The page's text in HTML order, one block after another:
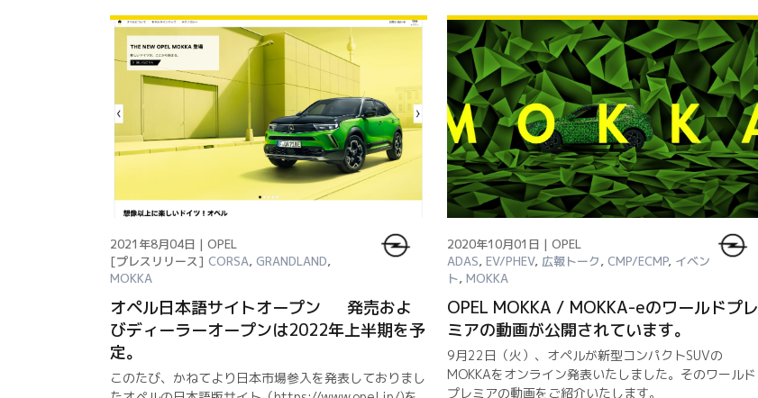
2021年8月04日 | OPEL
[プレスリリース] CORSA, GRANDLAND,
MOKKA
オペル日本語サイトオープン 発売およ
びディーラーオープンは2022年上半期を予
定。
このたび、かねてより日本市場参入を発表しておりまし
2020年10月01日 | OPEL
ADAS, EV/PHEV, 広報トーク, CMP/ECMP, イベン
ト, MOKKA
OPEL MOKKA / MOKKA-eのワールドプレ
ミアの動画が公開されています。
9月22日（火）、オペルが新型コンパクトSUVの
MOKKAをオンライン発表いたしました。そのワールド
プレミアの動画をご紹介いたします。